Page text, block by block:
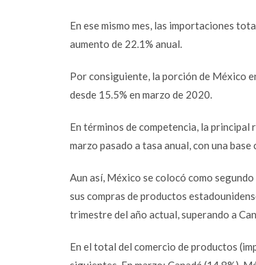
En ese mismo mes, las importaciones
aumento de 22.1% anual.
Por consiguiente, la porción de México
desde 15.5% en marzo de 2020.
En términos de competencia, la principal
marzo pasado a tasa anual, con una
Aun así, México se colocó como
sus compras de productos
trimestre del año actual, superando a
En el total del comercio de productos